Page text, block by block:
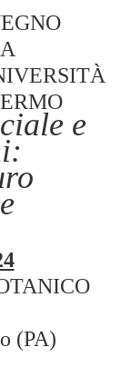
e
(PA)